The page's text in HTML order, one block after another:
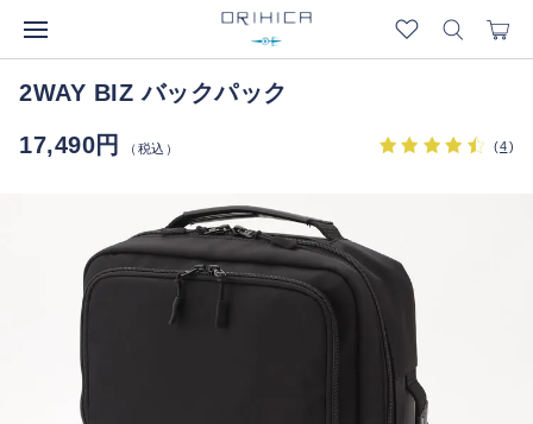
2WAY BIZ バックパック
17,490円
（税込） (4)